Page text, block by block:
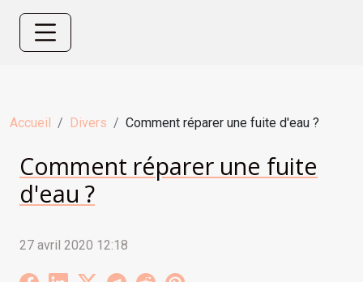
Accueil Divers Comment réparer une fuite d'eau ?
Comment réparer une fuite
d'eau ?
27 avril 2020 12:18